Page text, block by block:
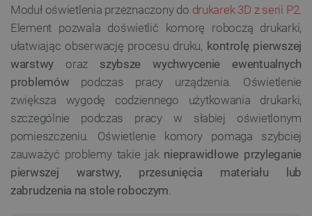
Moduł oświetlenia przeznaczony do drukarek 3D z serii P2.
Element pozwala doświetlić komorę roboczą drukarki,
ułatwiając obserwację procesu druku, kontrolę pierwszej
warstwy oraz szybsze wychwycenie ewentualnych
problemów podczas pracy urządzenia. Oświetlenie
zwiększa wygodę codziennego użytkowania drukarki,
szczególnie podczas pracy w słabiej oświetlonym
pomieszczeniu. Oświetlenie komory pomaga szybciej
zauważyć problemy takie jak nieprawidłowe przyleganie
pierwszej warstwy, przesunięcia materiału lub
zabrudzenia na stole roboczym.